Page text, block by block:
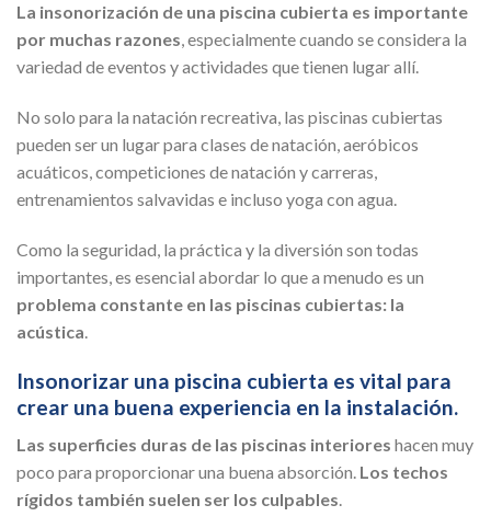
La insonorización de una piscina cubierta es importante
por muchas razones, especialmente cuando se considera la
variedad de eventos y actividades que tienen lugar allí.
No solo para la natación recreativa, las piscinas cubiertas
pueden ser un lugar para clases de natación, aeróbicos
acuáticos, competiciones de natación y carreras,
entrenamientos salvavidas e incluso yoga con agua.
Como la seguridad, la práctica y la diversión son todas
importantes, es esencial abordar lo que a menudo es un
problema constante en las piscinas cubiertas: la
acústica.
Insonorizar una piscina cubierta es vital para
crear una buena experiencia en la instalación.
Las superficies duras de las piscinas interiores hacen muy
poco para proporcionar una buena absorción. Los techos
rígidos también suelen ser los culpables.